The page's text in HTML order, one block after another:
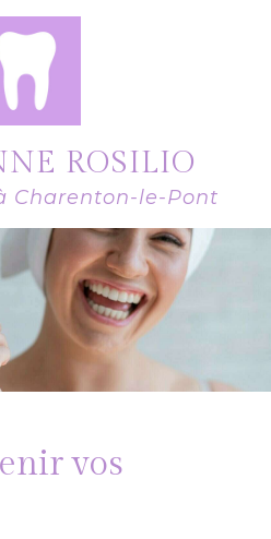
ROSILIO
Charenton-le-Pont
vos